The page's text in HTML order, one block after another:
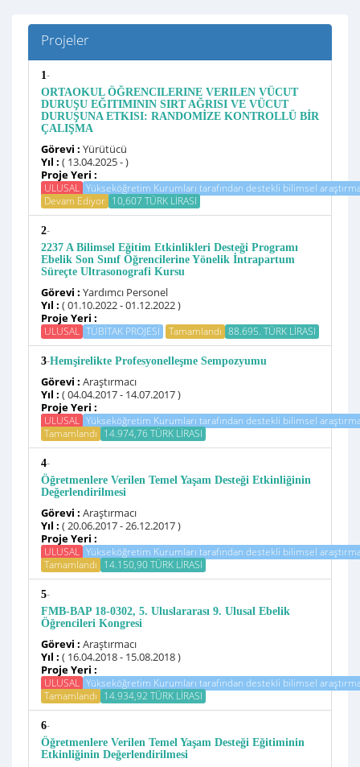
Projeler
1-
ORTAOKUL ÖĞRENCILERINE VERILEN VÜCUT
DURUŞU EĞITIMININ SIRT AĞRISI VE VÜCUT
DURUŞUNA ETKISI: RANDOMİZE KONTROLLÜ BİR
ÇALIŞMA
Görevi : Yürütücü
Yıl : ( 13.04.2025 - )
Proje Yeri :
ULUSAL Yükseköğretim Kurumları tarafından destekli bilimsel
Devam Ediyor 10,607 TÜRK LİRASI
2-
2237 A Bilimsel Eğitim Etkinlikleri Desteği Programı
Ebelik Son Sınıf Öğrencilerine Yönelik İntrapartum
Süreçte Ultrasonografi Kursu
Görevi : Yardımcı Personel
Yıl : ( 01.10.2022 - 01.12.2022 )
Proje Yeri :
ULUSAL TÜBİTAK PROJESİ Tamamlandı 88.695. TÜRK LİRASI
3-Hemşirelikte Profesyonelleşme Sempozyumu
Görevi : Araştırmacı
Yıl : ( 04.04.2017 - 14.07.2017 )
Proje Yeri :
ULUSAL Yükseköğretim Kurumları tarafından destekli bilimsel
Tamamlandı 14.974,76 TÜRK LİRASI
4-
Öğretmenlere Verilen Temel Yaşam Desteği Etkinliğinin
Değerlendirilmesi
Görevi : Araştırmacı
Yıl : ( 20.06.2017 - 26.12.2017 )
Proje Yeri :
ULUSAL Yükseköğretim Kurumları tarafından destekli bilimsel
Tamamlandı 14.150,90 TÜRK LİRASI
5-
FMB-BAP 18-0302, 5. Uluslararası 9. Ulusal Ebelik
Öğrencileri Kongresi
Görevi : Araştırmacı
Yıl : ( 16.04.2018 - 15.08.2018 )
Proje Yeri :
ULUSAL Yükseköğretim Kurumları tarafından destekli bilimsel
Tamamlandı 14.934,92 TÜRK LİRASI
6-
Öğretmenlere Verilen Temel Yaşam Desteği Eğitiminin
Etkinliğinin Değerlendirilmesi